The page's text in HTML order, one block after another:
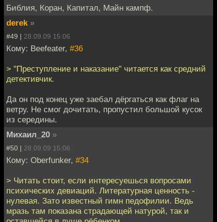
Библия, Коран, Капитал, Майн кампф.
derek »
#49 | 28.09.09 15:06
Кому: Beefeater, #36
> "Преступление и наказание" читается как средний
детективчик.
Да он под конец уже заебал дёргаться как флаг на
ветру. Не смог дочитать, пропустил большой кусок
из середины.
Михаил_20 »
#50 | 28.09.09 15:06
Кому: Oberfunker, #34
> Читать стоит, если интересуешься вопросами
психических девиаций. Литературная ценность -
нулевая. Зато известный гимн педофилии. Ведь
мразь там показана страдающей натурой, так и